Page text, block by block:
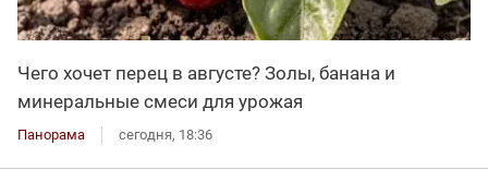
Чего хочет перец в августе? Золы, банана и
минеральные смеси для урожая
Панорама сегодня, 18:36